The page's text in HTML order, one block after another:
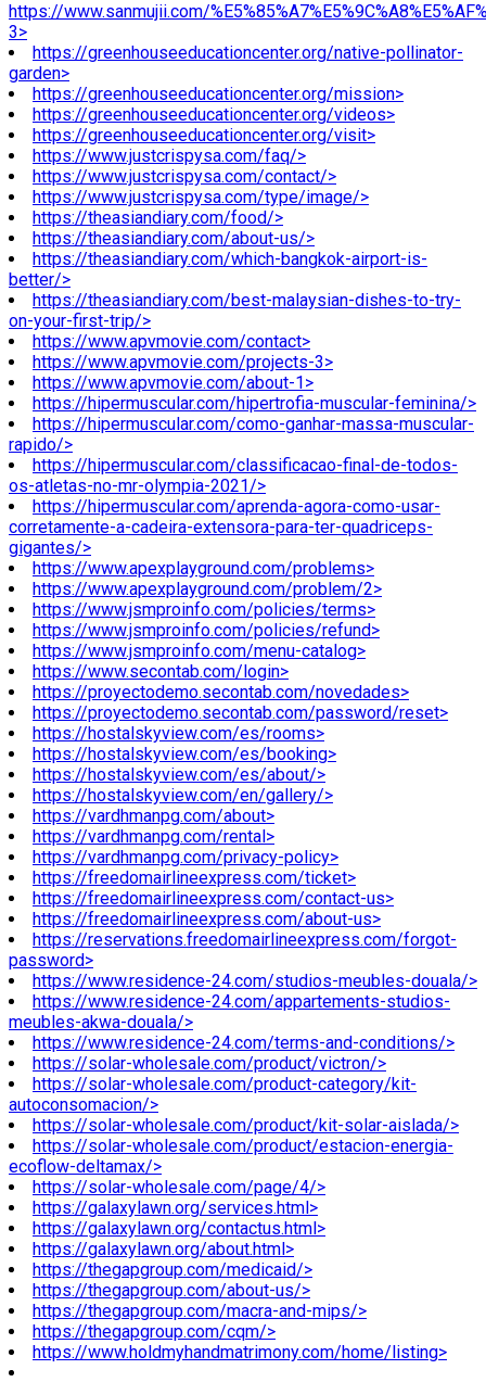
https://www.sanmujii.com/
3>
https://greenhouseeducationcenter.org/native-pollinator-
garden>
https://greenhouseeducationcenter.org/mission>
https://greenhouseeducationcenter.org/videos>
https://greenhouseeducationcenter.org/visit>
https://www.justcrispysa.com/faq/>
https://www.justcrispysa.com/contact/>
https://www.justcrispysa.com/type/image/>
https://theasiandiary.com/food/>
https://theasiandiary.com/about-us/>
https://theasiandiary.com/which-bangkok-airport-is-
better/>
https://theasiandiary.com/best-malaysian-dishes-to-try-
on-your-first-trip/>
https://www.apvmovie.com/contact>
https://www.apvmovie.com/projects-3>
https://www.apvmovie.com/about-1>
https://hipermuscular.com/hipertrofia-muscular-feminina/>
https://hipermuscular.com/como-ganhar-massa-muscular-
rapido/>
https://hipermuscular.com/classificacao-final-de-todos-
os-atletas-no-mr-olympia-2021/>
https://hipermuscular.com/aprenda-agora-como-usar-
corretamente-a-cadeira-extensora-para-ter-quadriceps-
gigantes/>
https://www.apexplayground.com/problems>
https://www.apexplayground.com/problem/2>
https://www.jsmproinfo.com/policies/terms>
https://www.jsmproinfo.com/policies/refund>
https://www.jsmproinfo.com/menu-catalog>
https://www.secontab.com/login>
https://proyectodemo.secontab.com/novedades>
https://proyectodemo.secontab.com/password/reset>
https://hostalskyview.com/es/rooms>
https://hostalskyview.com/es/booking>
https://hostalskyview.com/es/about/>
https://hostalskyview.com/en/gallery/>
https://vardhmanpg.com/about>
https://vardhmanpg.com/rental>
https://vardhmanpg.com/privacy-policy>
https://freedomairlineexpress.com/ticket>
https://freedomairlineexpress.com/contact-us>
https://freedomairlineexpress.com/about-us>
https://reservations.freedomairlineexpress.com/forgot-
password>
https://www.residence-24.com/studios-meubles-douala/>
https://www.residence-24.com/appartements-studios-
meubles-akwa-douala/>
https://www.residence-24.com/terms-and-conditions/>
https://solar-wholesale.com/product/victron/>
https://solar-wholesale.com/product-category/kit-
autoconsomacion/>
https://solar-wholesale.com/product/kit-solar-aislada/>
https://solar-wholesale.com/product/estacion-energia-
ecoflow-deltamax/>
https://solar-wholesale.com/page/4/>
https://galaxylawn.org/services.html>
https://galaxylawn.org/contactus.html>
https://galaxylawn.org/about.html>
https://thegapgroup.com/medicaid/>
https://thegapgroup.com/about-us/>
https://thegapgroup.com/macra-and-mips/>
https://thegapgroup.com/cqm/>
https://www.holdmyhandmatrimony.com/home/listing>